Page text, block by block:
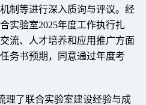
制等进行深入质询与评议。经
实验室2025年度工作执行扎
流、人才培养和应用推广方面
务书预期，同意通过年度考
理了联合实验室建设经验与成